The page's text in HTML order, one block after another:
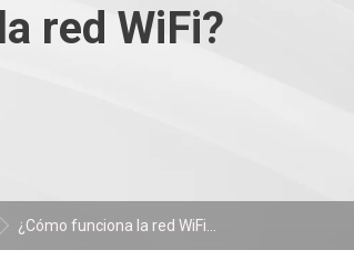
red WiFi?
¿Cómo funciona la red WiFi...